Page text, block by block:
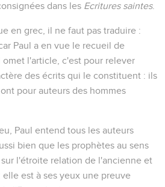
dans les Ecritures saintes.
en grec, il ne faut pas traduire :
Paul a en vue le recueil de
l'article, c'est pour relever
des écrits qui le constituent : ils
pour auteurs des hommes
Paul entend tous les auteurs
bien que les prophètes au sens
l'étroite relation de l'ancienne et
est à ses yeux une preuve